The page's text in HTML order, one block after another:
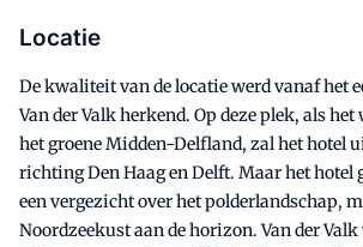
Locatie
De kwaliteit van de locatie werd vanaf het
Van der Valk herkend. Op deze plek, als
het groene Midden-Delfland, zal het hotel
richting Den Haag en Delft. Maar het hotel
een vergezicht over het polderlandschap,
Noordzeekust aan de horizon. Van der